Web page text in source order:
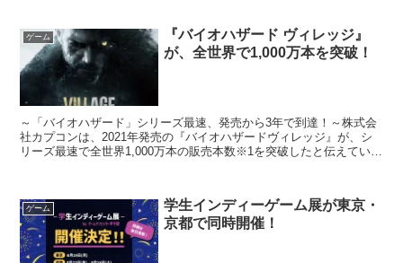
ゲーム
『バイオハザード ヴィレッジ』
が、全世界で1,000万本を突破！
～「バイオハザード」シリーズ最速、発売から3年で到達！～株式会
社カプコンは、2021年発売の『バイオハザードヴィレッジ』が、シ
リーズ最速で全世界1,000万本の販売本数※1を突破したと伝えていま
ゲーム
学生インディーゲーム展が東京・
京都で同時開催！